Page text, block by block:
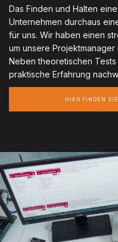
Das Finden und Halten
Unternehmen durchaus
für uns. Wir haben einen
um unsere
Neben theoretischen
praktische Erfahrung
HIER FINDEN